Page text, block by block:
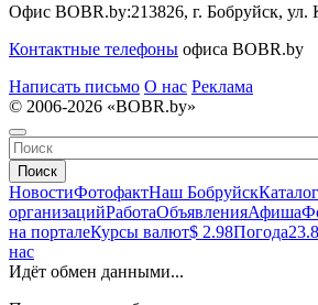
Офис BOBR.by:213826, г. Бобруйск,
Контактные телефоны офиса BOBR.by
Написать письмо О нас Реклама
© 2006-2026 «BOBR.by»
Поиск
НовостиФотофактНаш БобруйскКаталог
организацийРаботаОбъявленияАфиша
на порталеКурсы валют$ 2.98Погода
нас
Идёт обмен данными...